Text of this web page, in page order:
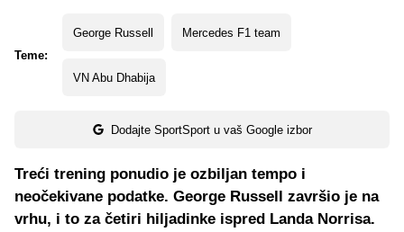
Teme:
George Russell Mercedes F1 team
VN Abu Dhabija
Dodajte SportSport u vaš Google izbor
Treći trening ponudio je ozbiljan tempo i
neočekivane podatke. George Russell završio je na
vrhu, i to za četiri hiljadinke ispred Landa Norrisa.